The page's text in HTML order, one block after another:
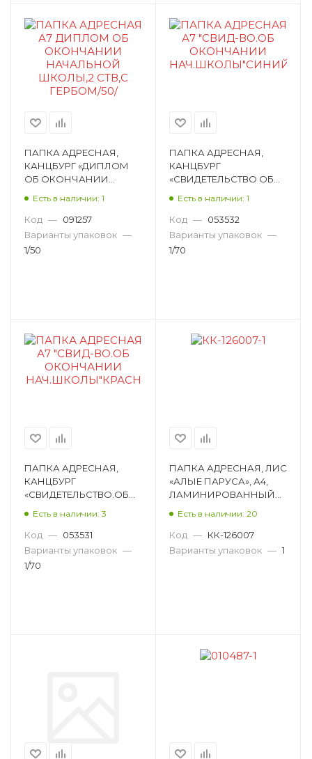
ПАПКА АДРЕСНАЯ,
КАНЦБУРГ «ДИПЛОМ
ОБ ОКОНЧАНИИ
ЛАМИНИРОВАННЫЙ
КАРТОН, РИСУНОК
30ДШ72_001
Есть в наличии: 1
Код — 091257
Варианты упаковок —
1/50
ПАПКА АДРЕСНАЯ,
КАНЦБУРГ
«СВИДЕТЕЛЬСТВО ОБ
ЛАМИНИРОВАННЫЙ
КАРТОН, РИСУНОК
10СР76син
Есть в наличии: 1
Код — 053532
Варианты упаковок —
1/70
ПАПКА АДРЕСНАЯ,
КАНЦБУРГ
«СВИДЕТЕЛЬСТВО.ОБ
ЛАМИНИРОВАННЫЙ
КАРТОН, РИСУНОК,
10СР76красн
Есть в наличии: 3
Код — 053531
Варианты упаковок —
1/70
ПАПКА АДРЕСНАЯ, ЛИС
«АЛЫЕ ПАРУСА», А4,
ЛАМИНИРОВАННЫЙ
Есть в наличии: 20
Код — КК-126007
Варианты упаковок — 1